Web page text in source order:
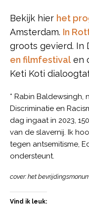
Bekijk hier het
Amsterdam. In
groots gevierd. In
en filmfestival en
Keti Koti
* Rabin
Discriminatie en
dag ingaat in 2023,
van de slavernij. Ik
tegen antsemitisme,
ondersteunt.
cover: het
Vind ik leuk: